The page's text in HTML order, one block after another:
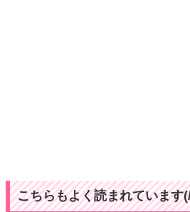
こちらもよく読まれています